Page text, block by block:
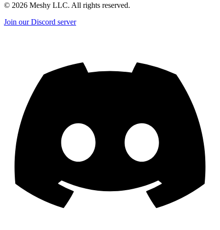
© 2026 Meshy LLC. All rights reserved.
Join our Discord server